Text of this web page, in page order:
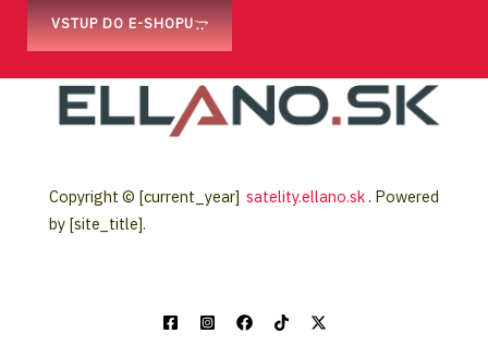
VSTUP DO E-SHOPU
Copyright © [current_year] satelity.ellano.sk. Powered
by [site_title].